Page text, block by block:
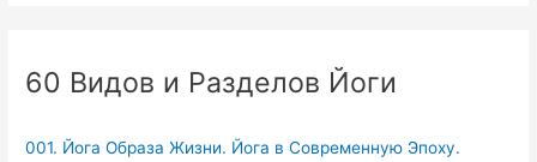
60 Видов и Разделов Йоги
001. Йога Образа Жизни. Йога в Современную Эпоху.